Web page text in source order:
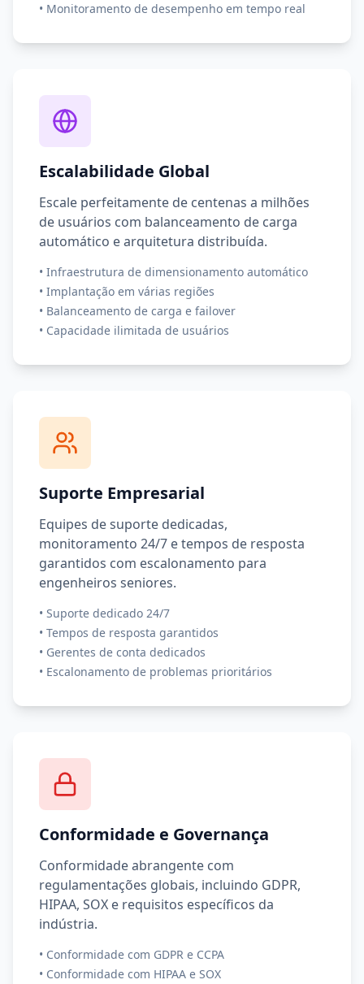
• Monitoramento de desempenho em tempo real
Escalabilidade Global
Escale perfeitamente de centenas a milhões
de usuários com balanceamento de carga
automático e arquitetura distribuída.
• Infraestrutura de dimensionamento automático
• Implantação em várias regiões
• Balanceamento de carga e failover
• Capacidade ilimitada de usuários
Suporte Empresarial
Equipes de suporte dedicadas,
monitoramento 24/7 e tempos de resposta
garantidos com escalonamento para
engenheiros seniores.
• Suporte dedicado 24/7
• Tempos de resposta garantidos
• Gerentes de conta dedicados
• Escalonamento de problemas prioritários
Conformidade e Governança
Conformidade abrangente com
regulamentações globais, incluindo GDPR,
HIPAA, SOX e requisitos específicos da
indústria.
• Conformidade com GDPR e CCPA
• Conformidade com HIPAA e SOX